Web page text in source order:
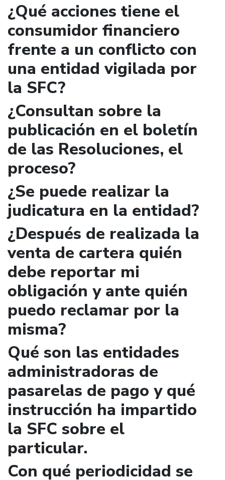
¿Qué acciones tiene el
consumidor financiero
frente a un conflicto con
una entidad vigilada por
la SFC?
¿Consultan sobre la
publicación en el boletín
de las Resoluciones, el
proceso?
¿Se puede realizar la
judicatura en la entidad?
¿Después de realizada la
venta de cartera quién
debe reportar mi
obligación y ante quién
puedo reclamar por la
misma?
Qué son las entidades
administradoras de
pasarelas de pago y qué
instrucción ha impartido
la SFC sobre el
particular.
Con qué periodicidad se